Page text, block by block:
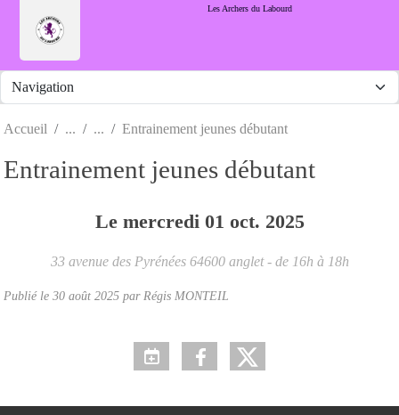
Les Archers du Labourd
Accueil Entrainement jeunes débutant
Entrainement jeunes débutant
Le mercredi 01 oct. 2025
33 avenue des Pyrénées 64600 anglet - de 16h à 18h
Publié le 30 août 2025 par Régis MONTEIL